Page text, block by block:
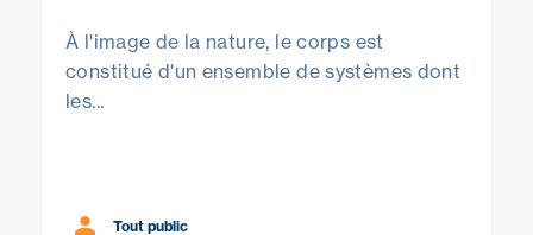
À l'image de la nature, le corps est
constitué d'un ensemble de systèmes dont
les...
Tout public